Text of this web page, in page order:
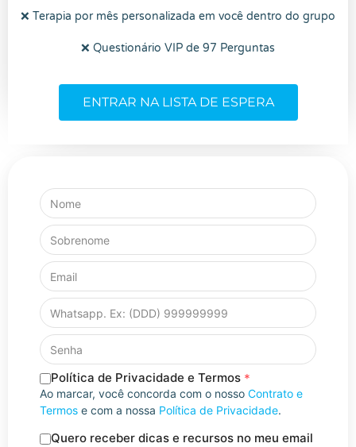
❌ Terapia por mês personalizada em você dentro do grupo
❌ Questionário VIP de 97 Perguntas​
ENTRAR NA LISTA DE ESPERA
Política de Privacidade e Termos *
Ao marcar, você concorda com o nosso Contrato e
Termos e com a nossa Política de Privacidade.
Quero receber dicas e recursos no meu email